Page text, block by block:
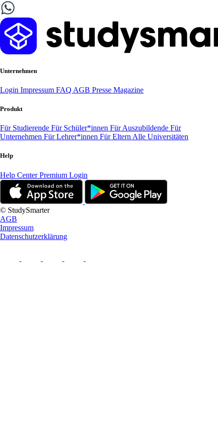
Unternehmen
Login Impressum FAQ AGB Presse Magazine
Produkt
Für Studierende Für Schüler*innen Für Auszubildende Für
Unternehmen Für Lehrer*innen Für Eltern Alle Universitäten
Help
Help CenterPremium Login
© StudySmarter
AGB
Impressum
Datenschutzerklärung